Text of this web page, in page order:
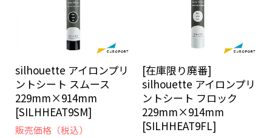
silhouette アイロンプリ
ントシート スムース
229mm×914mm
[SILHHEAT9SM]
販売価格（税込）
[在庫限り廃番]
silhouette アイロンプリ
ントシート フロック
229mm×914mm
[SILHHEAT9FL]